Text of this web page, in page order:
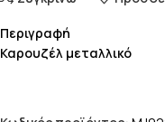
Περιγραφή
Καρουζέλ μεταλλικό